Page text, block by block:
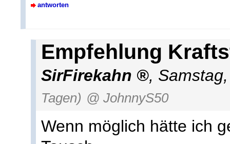
antworten
Empfehlung
SirFirekahn ,
Tagen) @ JohnnyS50
Wenn möglich hätte ich